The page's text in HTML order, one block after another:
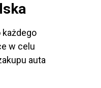
każdego
w celu
auta